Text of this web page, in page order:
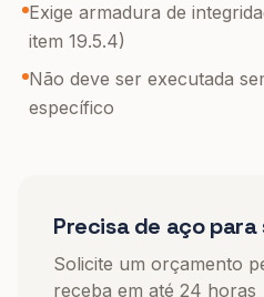
Exige armadura de
item 19.5.4)
Não deve ser executada
específico
Precisa de aço para
Solicite um orçamento
receba em até 24 horas